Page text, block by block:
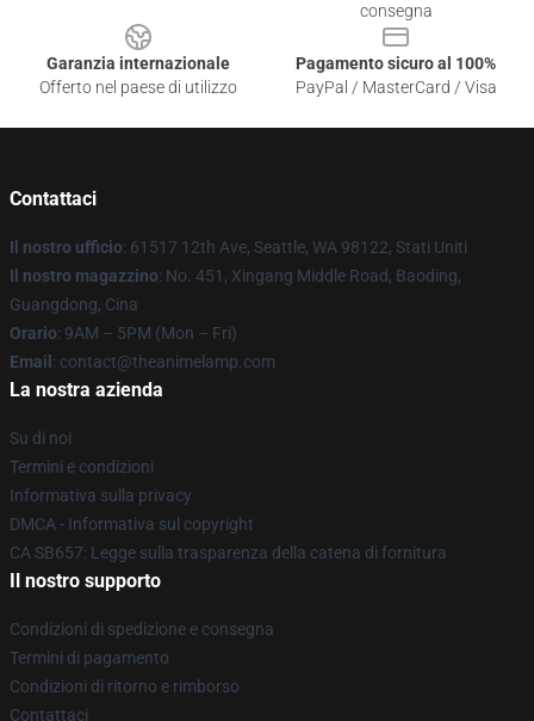
consegna
Garanzia internazionale
Offerto nel paese di utilizzo
Pagamento sicuro al 100%
PayPal / MasterCard / Visa
Contattaci
Il nostro ufficio: 61517 12th Ave, Seattle, WA 98122, Stati Uniti
Il nostro magazzino: No. 451, Xingang Middle Road, Baoding,
Guangdong, Cina
Orario: 9AM – 5PM (Mon – Fri)
Email : contact@theanimelamp.com
La nostra azienda
Su di noi
Termini e condizioni
Informativa sulla privacy
DMCA - Informativa sul copyright
CA SB657: Legge sulla trasparenza della catena di fornitura
Il nostro supporto
Condizioni di spedizione e consegna
Termini di pagamento
Condizioni di ritorno e rimborso
Contattaci